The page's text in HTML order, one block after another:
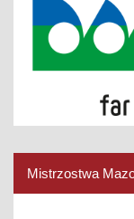
Mistrzostwa